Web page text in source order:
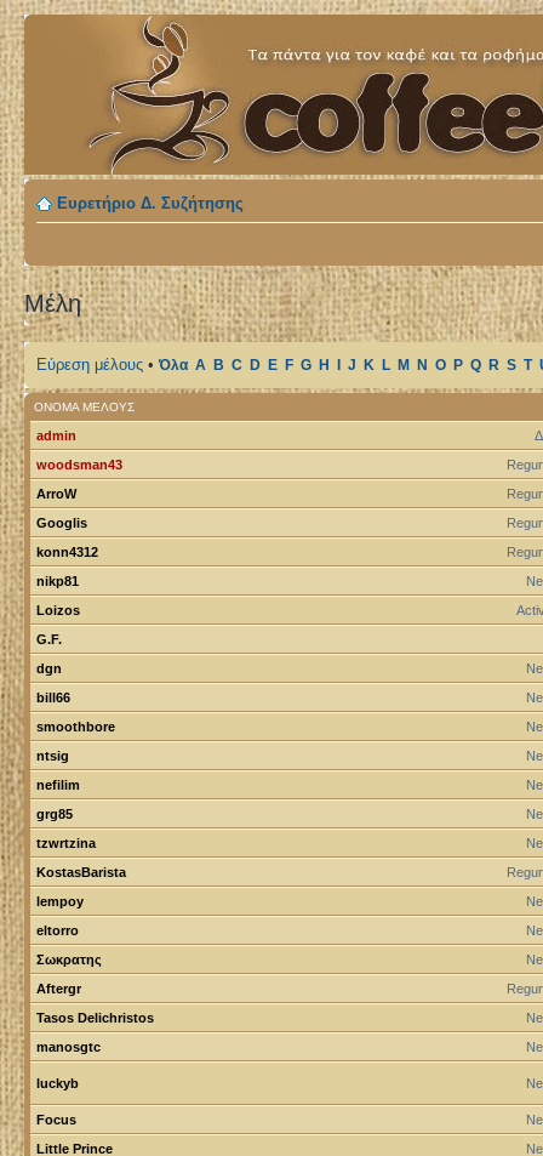
Ευρετήριο Δ. Συζήτησης
Μέλη
Εύρεση μέλους •Όλα A B C D E F G H J K L M N O P Q R S T
ΌΝΟΜΑ ΜΈΛΟΥΣ
admin
woodsman43
ArroW
Googlis
konn4312
nikp81
Loizos
G.F.
dgn
bill66
smoothbore
ntsig
nefilim
grg85
tzwrtzina
KostasBarista
lempoy
eltorro
Σωκρατης
Aftergr
Tasos Delichristos
manosgtc
luckyb
Focus
Little Prince